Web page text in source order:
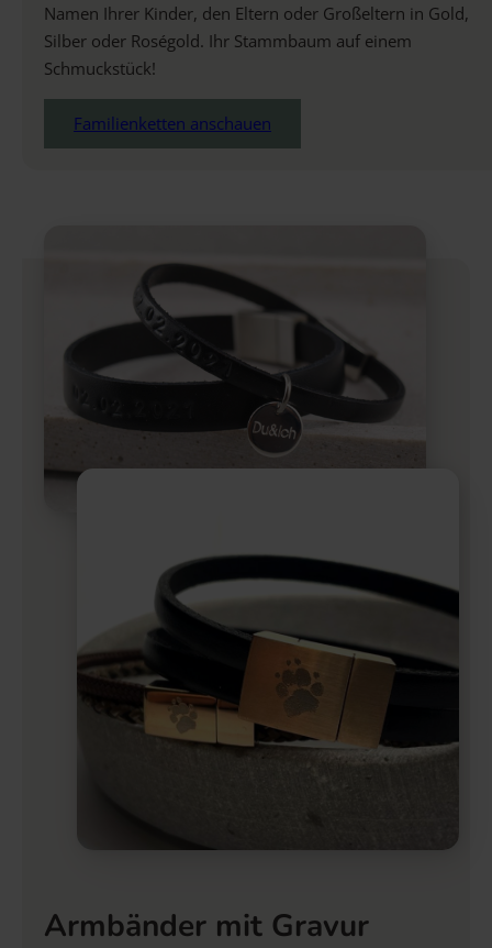
Namen Ihrer Kinder, den Eltern oder Großeltern in Gold,
Silber oder Roségold. Ihr Stammbaum auf einem
Schmuckstück!
Familienketten anschauen
Armbänder mit Gravur